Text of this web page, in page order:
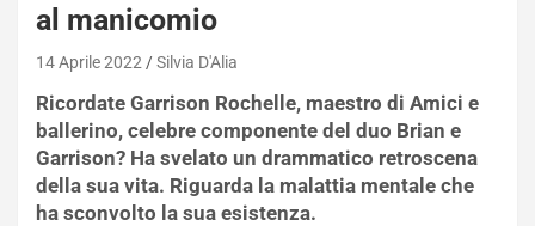
al manicomio
14 Aprile 2022 Silvia D'Alia
Ricordate Garrison Rochelle, maestro di Amici e
ballerino, celebre componente del duo Brian e
Garrison? Ha svelato un drammatico retroscena
della sua vita. Riguarda la malattia mentale che
ha sconvolto la sua esistenza.